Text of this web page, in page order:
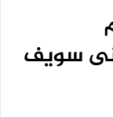
سويف